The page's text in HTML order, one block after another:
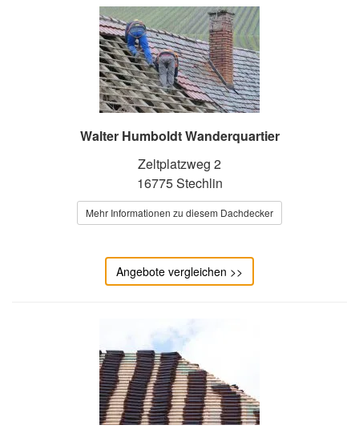
Walter Humboldt Wanderquartier
Zeltplatzweg 2
16775 Stechlin
Mehr Informationen zu diesem Dachdecker
Angebote vergleichen >>